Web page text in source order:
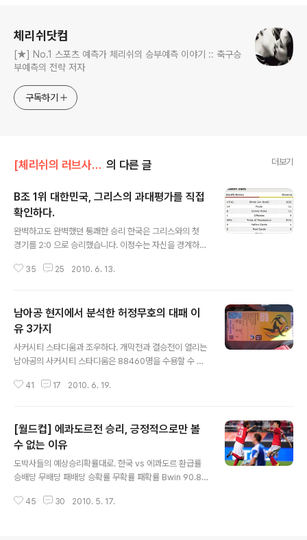
체리쉬닷컴
[★] No.1 스포츠 예측가 체리쉬의 승부예측 이야기 :: 축구승
부예측의 전략 저자
구독하기
[체리쉬의 러브사커]/태극전사들과 K리그 의 다른 글 더보기
B조 1위 대한민국, 그리스의 과대평가를 직접
확인하다.
완벽하고도 완벽했던 통쾌한 승리 한국은 그리스와의 첫
경기를 2:0 으로 승리했습니다. 이정수는 자신을 경계하지
고, 박지성은 스스로 맨유라는 강팀에서 뛰고 있는 선수임
였습니다. 그리스는 11개의 코너킥을 얻어냈지만 자신들의
장점인 셋피스 상황을 적극 활용하지 못했고, 대한민국은
유효슛팅 4개 중 2개를 골로 연결시키면서 첫 승의 기쁨을
안았습니다. 그리스는 선제골을 내 주고 다소 공격적으로
매서운 공격을 1실점으로 막아냈던 수비조직력이 빛나는
35 25 2010. 6. 13.
남아공 현지에서 분석한 허정무호의 대패 이
유 3가지
사커시티 스타디움과 조우하다. 개막전과 결승전이 열리는
남아공의 사커시티 스타디움은 88460명을 수용할 수 있
럽 일부 국가의 빅 경기장들을 제외하고는 이만한 규모의
행운인 것 같습니다. 10배 이상 많은 규모였던 아르헨티나
응원단에 둘러 쌓여, 일행을 싣은 버스가 경기시작 약 2시
간 전에 주차장에 도착했습니다. 그리고 입장권을 받았습
니다. USD 160 이라고 써 진 것으로 보아 한화 약 20만원
을 바라보며 경기장으로 향하는 가슴은 너무나 설레었습니
41 17 2010. 6. 19.
[월드컵] 에콰도르전 승리, 긍정적으로만 볼
수 없는 이유
도박사들의 예상승리확률대로. 한국 vs 에콰도르 환급률
승배당 무배당 패배당 승확률 무확률 패확률 Bwin 90.86
1.75 3.40 5.00 53.63 27.60 18.77 Unibet 93.15 1.
45 30 2010. 5. 17.